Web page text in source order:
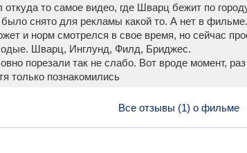
откуда то самое видео, где Шварц бежит по
снято для рекламы какой то. А нет в фильме.
и норм смотрелся в свое время, но сейчас
Шварц, Инглунд, Филд, Бриджес.
порезали так не слабо. Вот вроде момент,
только познакомились
Все отзывы (1) о фильме